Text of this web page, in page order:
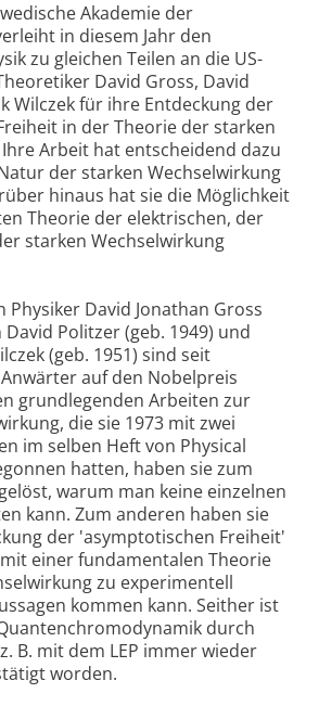
Akademie der
in diesem Jahr den
zu gleichen Teilen an die US-
David Gross, David
Wilczek für ihre Entdeckung der
in der Theorie der starken
Arbeit hat entscheidend dazu
der starken Wechselwirkung
hinaus hat sie die Möglichkeit
Theorie der elektrischen, der
starken Wechselwirkung
Physiker David Jonathan Gross
David Politzer (geb. 1949) und
(geb. 1951) sind seit
auf den Nobelpreis
grundlegenden Arbeiten zur
die sie 1973 mit zwei
im selben Heft von Physical
hatten, haben sie zum
warum man keine einzelnen
kann. Zum anderen haben sie
der 'asymptotischen Freiheit'
einer fundamentalen Theorie
zu experimentell
kommen kann. Seither ist
durch
B. mit dem LEP immer wieder
worden.